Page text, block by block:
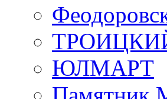
ЮЛМАРТ